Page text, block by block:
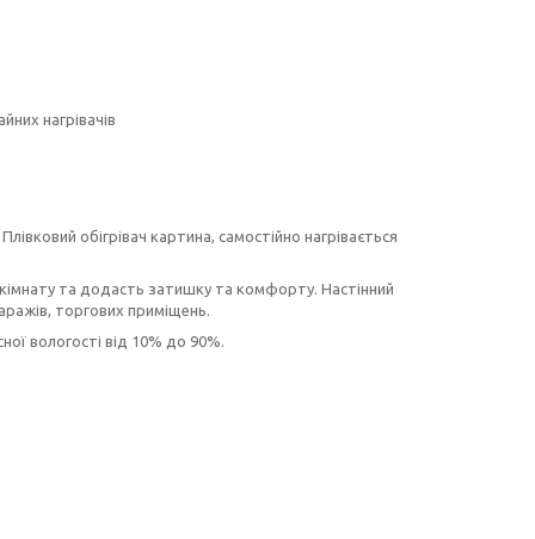
нагрівачів
обігрівач картина, самостійно нагрівається
та додасть затишку та комфорту. Настінний
торгових приміщень.
вологості від 10% до 90%.